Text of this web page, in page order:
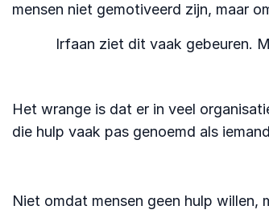
mensen niet gemotiveerd zijn, maar
Irfaan ziet dit vaak gebeuren.
Het wrange is dat er in veel
die hulp vaak pas genoemd als
Niet omdat mensen geen hulp